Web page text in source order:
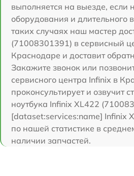
выполняется на выезде, если
оборудования и длительного
таких случаях наш мастер
(71008301391) в сервисный
Краснодаре и доставит
Закажите звонок или
сервисного центра Infinix в
проконсультирует и озвучит
ноутбука Infinix XL422
[dataset:services:name] Infinix
по нашей статистике в
наличии запчастей.